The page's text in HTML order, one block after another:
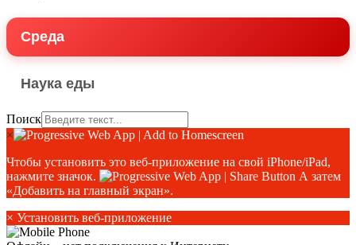
Среда
Наука еды
Поиск
×
Чтобы установить это веб-приложение на свой iPhone/iPad,
нажмите значок.
А затем
«Добавить на главный экран».
× Установить веб-приложение